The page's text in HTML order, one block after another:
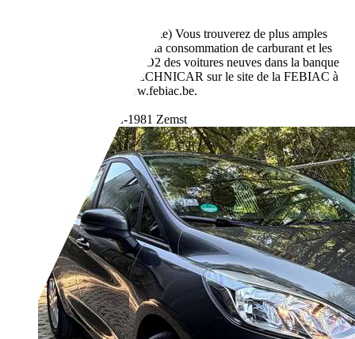
4,3 l/100 km (mixte) Vous trouverez de plus amples
informations sur la consommation de carburant et les
émissions de CO2 des voitures neuves dans la banque
de données TECHNICAR sur le site de la FEBIAC à
l'adresse: www.febiac.be.
BE-1981 Zemst